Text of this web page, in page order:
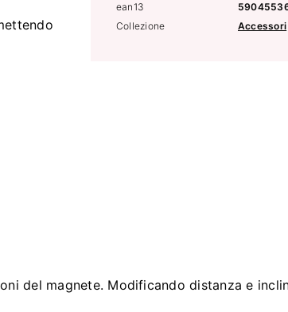
ean13
Collezione
Accessori
del magnete. Modificando distanza e